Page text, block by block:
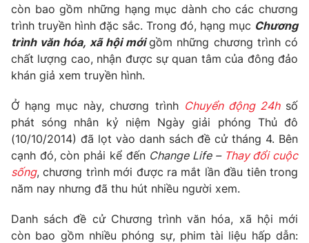
Góc doanh nghiệp
Truyền hình
Phim VTV
Hậu trường
Nhân vật
Khán giả
Giải sao mai
Giải trí
Điện ảnh
Âm nhạc
Sao
Du lịch
Làm đẹp
Chất lượng cuộc sống
Giáo dục
Tuyển sinh
Học trực tuyến
Công nghệ
Sản phẩm
Giao lưu trực tuyến
còn bao gồm những hạng mục dành cho các chương
trình truyền hình đặc sắc. Trong đó, hạng mục Chương
trình văn hóa, xã hội mớigồm những chương trình có
chất lượng cao, nhận được sự quan tâm của đông đảo
khán giả xem truyền hình.
Ở hạng mục này, chương trình Chuyển động 24hsố
phát sóng nhân kỷ niệm Ngày giải phóng Thủ đô
(10/10/2014) đã lọt vào danh sách đề cử tháng 4. Bên
cạnh đó, còn phải kể đến Change Life – Thay đổi cuộc
sống, chương trình mới được ra mắt lần đầu tiên trong
năm nay nhưng đã thu hút nhiều người xem.
Danh sách đề cử Chương trình văn hóa, xã hội mới
còn bao gồm nhiều phóng sự, phim tài liệu hấp dẫn: